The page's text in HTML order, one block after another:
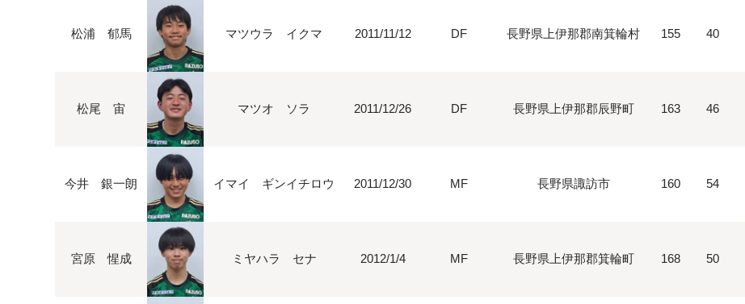
松浦 郁馬 マツウラ イクマ 2011/11/12 DF 長野県上伊那郡南箕輪村 155 40
松尾 宙 マツオ ソラ 2011/12/26 DF 長野県上伊那郡辰野町 163 46
今井 銀一朗 イマイ ギンイチロウ 2011/12/30 MF 長野県諏訪市 160 54
宮原 惺成 ミヤハラ セナ 2012/1/4 MF 長野県上伊那郡箕輪町 168 50